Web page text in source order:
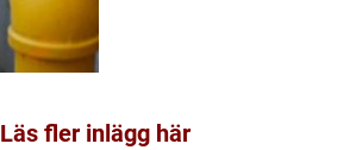
Läs fler inlägg här